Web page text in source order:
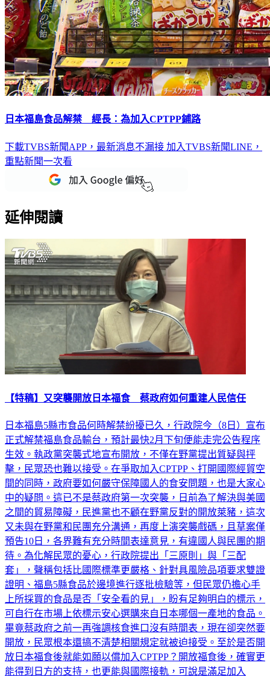
下載TVBS新聞APP，最新消息不漏接
重點新聞一次看
日本福島5縣市食品何時解禁紛擾已久，行政院今（8日）宣布
正式解禁福島食品輸台，預計最快2月下旬便能走完公告程序
生效。執政黨突襲式地宣布開放，不僅在野黨提出質疑與抨
擊，民眾恐也難以接受。在爭取加入CPTPP、打開國際經貿空
間的同時，政府要如何嚴守保障國人的食安問題，也是大家心
中的疑問。這已不是蔡政府第一次突襲，日前為了解決與美國
之間的貿易障礙，民進黨也不顧在野黨反對的開放萊豬，這次
又未與在野黨和民團充分溝通，再度上演突襲戲碼，且草案僅
預告10日，各界難有充分時間表達意見，有違國人與民團的期
待。為化解民眾的憂心，行政院提出「三原則」與「三配
套」，聲稱包括比國際標準更嚴格、針對具風險品項要求雙證
證明、福島5縣食品於邊境進行逐批檢驗等，但民眾仍擔心手
上所採買的食品是否「安全看的見」，盼有足夠明白的標示，
可自行在市場上依標示安心選購來自日本哪個一產地的食品。
畢竟蔡政府之前一再強調核食進口沒有時間表，現在卻突然要
開放，民眾根本還搞不清楚相關規定就被迫接受。至於是否開
放日本福食後就能如願以償加入CPTPP？開放福食後，確實更